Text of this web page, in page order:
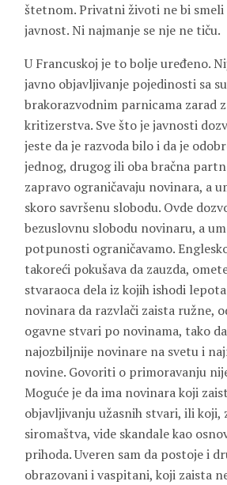
štetnom. Privatni životi ne bi smeli
javnost. Ni najmanje se nje ne tiču.
U Francuskoj je to bolje uređeno.
javno objavljivanje pojedinosti sa
brakorazvodnim parnicama zarad
kritizerstva. Sve što je javnosti
jeste da je razvoda bilo i da je
jednog, drugog ili oba bračna
zapravo ograničavaju novinara, a
skoro savršenu slobodu. Ovde
bezuslovnu slobodu novinaru, a
potpunosti ograničavamo.
takoreći pokušava da zauzda,
stvaraoca dela iz kojih ishodi
novinara da razvlači zaista ružne,
ogavne stvari po novinama, tako
najozbiljnije novinare na svetu i
novine. Govoriti o primoravanju
Moguće je da ima novinara koji
objavljivanju užasnih stvari, ili koji,
siromaštva, vide skandale kao
prihoda. Uveren sam da postoje i
obrazovani i vaspitani, koji zaista